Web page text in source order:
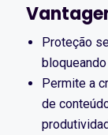
Proteção
Permite a
de